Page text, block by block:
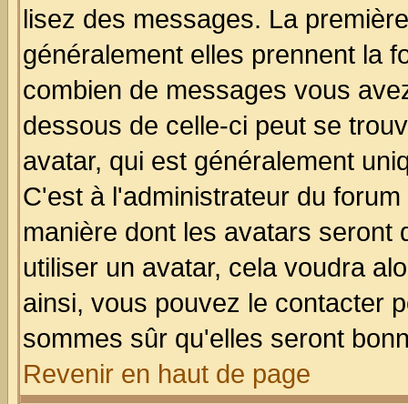
lisez des messages. La
généralement elles prennent la
combien de messages vous
dessous de celle-ci peut se
avatar, qui est généralement
C'est à l'administrateur du
manière dont les avatars seront
utiliser un avatar, cela voudra
ainsi, vous pouvez le contacter
sommes sûr qu'elles seront
Revenir en haut de page